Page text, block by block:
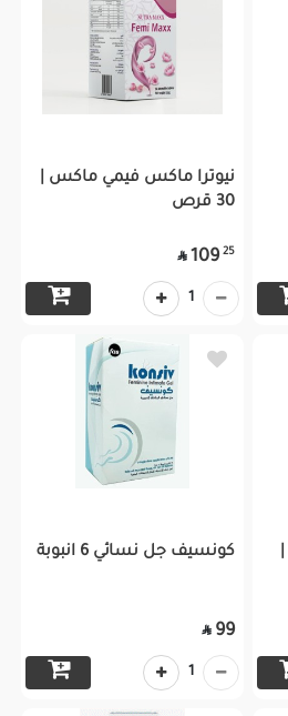
نيوترا ماكس فيمي ماكس |
30 قرص
25
109

1
كونسيف جل نسائي 6 انبوبة
99

1